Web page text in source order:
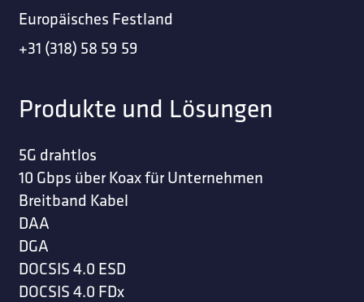
Europäisches Festland
+31 (318) 58 59 59
Produkte und Lösungen
5G drahtlos
10 Gbps über Koax für Unternehmen
Breitband Kabel
DAA
DGA
DOCSIS 4.0 ESD
DOCSIS 4.0 FDx